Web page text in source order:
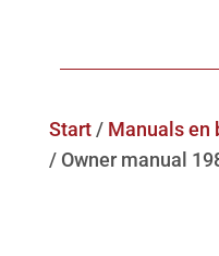
Start/ Manuals en
/ Owner manual